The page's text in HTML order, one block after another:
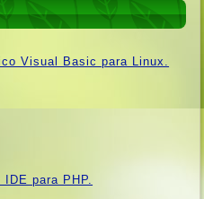
Visual Basic para Linux.
IDE para PHP.